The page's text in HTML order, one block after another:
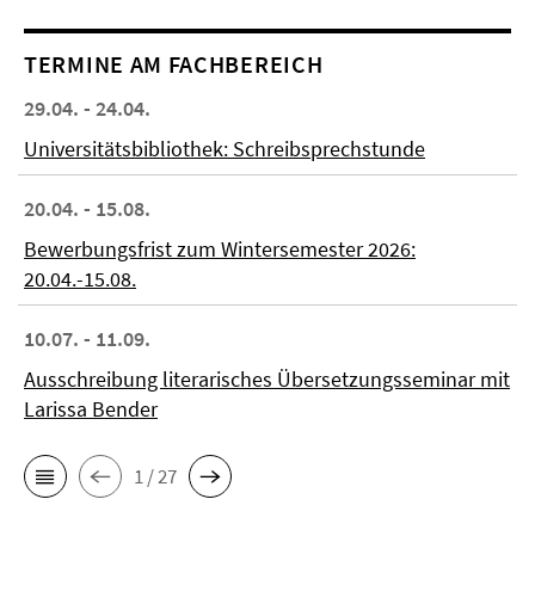
TERMINE AM FACHBEREICH
29.04. - 24.04.
Universitätsbibliothek: Schreibsprechstunde
20.04. - 15.08.
Bewerbungsfrist zum Wintersemester 2026:
20.04.-15.08.
10.07. - 11.09.
Ausschreibung literarisches Übersetzungsseminar mit
Larissa Bender
1 / 27